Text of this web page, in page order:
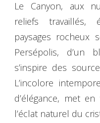
Le Canyon, aux
reliefs travaillés,
paysages rocheux
Persépolis, d’un
s’inspire des
L’incolore
d’élégance, met
l’éclat naturel du